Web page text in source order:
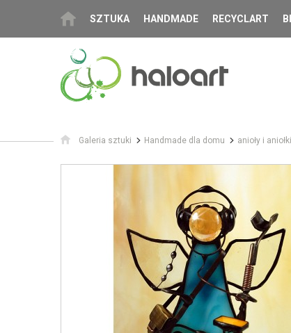
SZTUKA HANDMADE RECYCLART
Galeria sztuki Handmade dla domu anioły i aniołki